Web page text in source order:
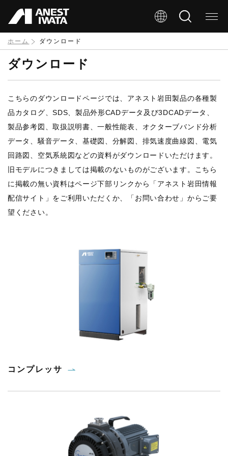
イ
ン
ツ
に
移
動
ホーム ダウンロード
ダウンロード
こちらのダウンロードページでは、アネスト岩田製品の各種製
品カタログ、SDS、製品外形CADデータ及び3DCADデータ、
製品参考図、取扱説明書、一般性能表、オクターブバンド分析
データ、騒音データ、基礎図、分解図、排気速度曲線図、電気
回路図、空気系統図などの資料がダウンロードいただけます。
旧モデルにつきましては掲載のないものがございます。こちら
に掲載の無い資料はページ下部リンクから「アネスト岩田情報
配信サイト」をご利用いただくか、「お問い合わせ」からご要
望ください。
コンプレッサ